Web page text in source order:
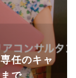
任のキャ
で